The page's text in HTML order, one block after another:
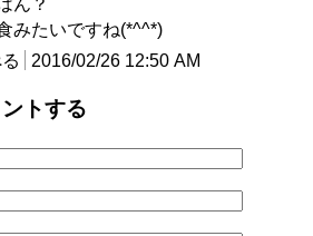
みたいですね(*^^*)
2016/02/26 12:50 AM
トする